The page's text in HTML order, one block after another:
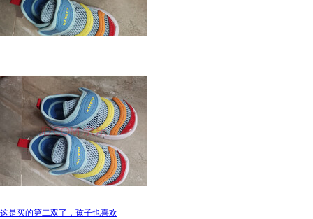
这是买的第二双了，孩子也喜欢